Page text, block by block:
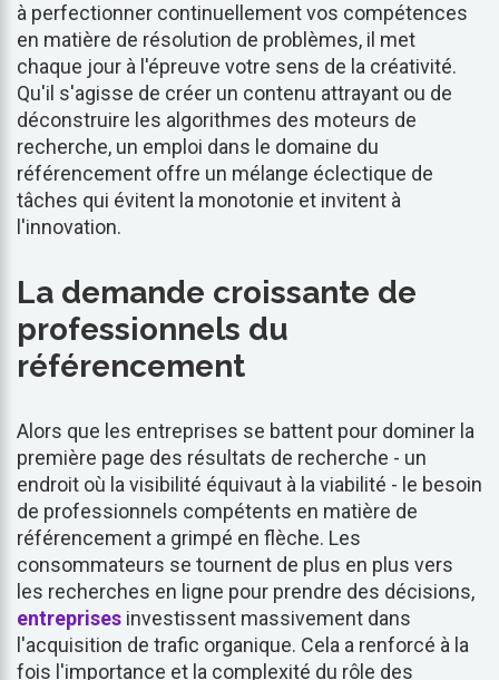
à perfectionner continuellement vos compétences
en matière de résolution de problèmes, il met
chaque jour à l'épreuve votre sens de la créativité.
Qu'il s'agisse de créer un contenu attrayant ou de
déconstruire les algorithmes des moteurs de
recherche, un emploi dans le domaine du
référencement offre un mélange éclectique de
tâches qui évitent la monotonie et invitent à
l'innovation.
La demande croissante de
professionnels du
référencement
Alors que les entreprises se battent pour dominer la
première page des résultats de recherche - un
endroit où la visibilité équivaut à la viabilité - le besoin
de professionnels compétents en matière de
référencement a grimpé en flèche. Les
consommateurs se tournent de plus en plus vers
les recherches en ligne pour prendre des décisions,
entreprises investissent massivement dans
l'acquisition de trafic organique. Cela a renforcé à la
fois l'importance et la complexité du rôle des